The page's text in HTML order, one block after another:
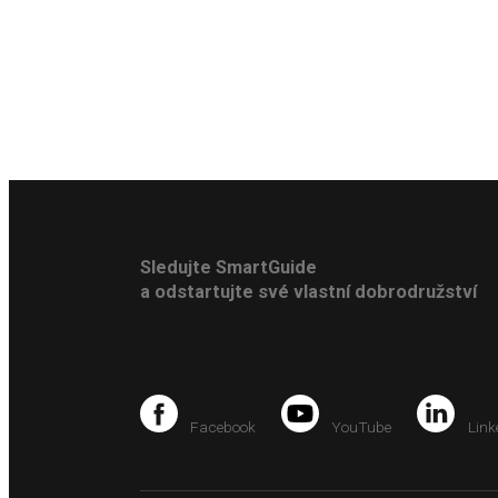
Sledujte SmartGuide
a odstartujte své vlastní dobrodružství
Facebook YouTube